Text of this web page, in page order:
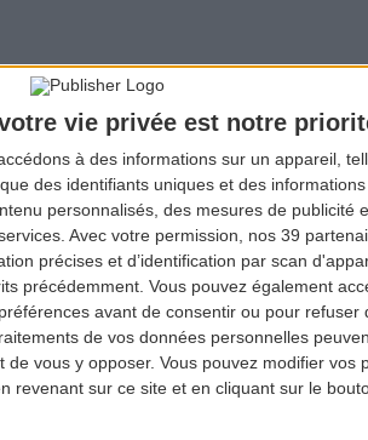
vie privée est notre
à des informations sur un appareil,
des identifiants uniques et des
personnalisés, des mesures de publicité
Avec votre permission, nos 39
précises et d’identification par scan
précédemment. Vous pouvez également
avant de consentir ou pour refuser
de vos données personnelles
vous y opposer. Vous pouvez modifier vos
revenant sur ce site et en cliquant sur le
légale
Accessibilité